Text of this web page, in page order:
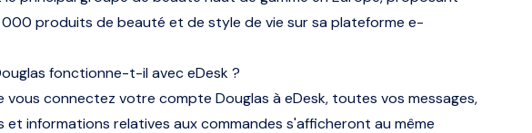
000 produits de beauté et de style de vie sur sa plateforme e-
fonctionne-t-il avec eDesk ?
vous connectez votre compte Douglas à eDesk, toutes vos messages,
et informations relatives aux commandes s'afficheront au même